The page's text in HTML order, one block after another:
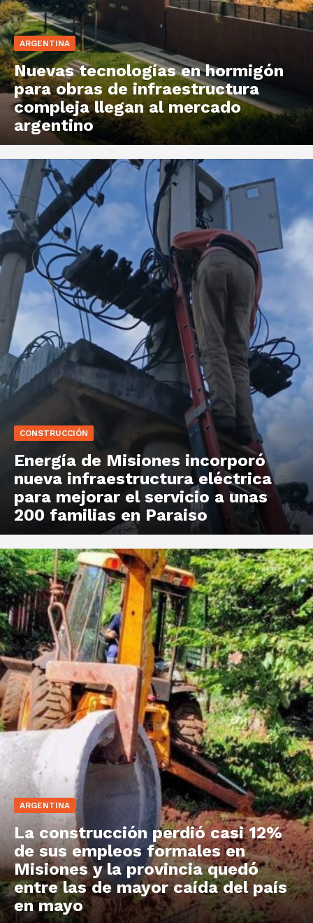
ARGENTINA
Nuevas tecnologías en hormigón
para obras de infraestructura
compleja llegan al mercado
argentino
CONSTRUCCIÓN
Energía de Misiones incorporó
nueva infraestructura eléctrica
para mejorar el servicio a unas
200 familias en Paraiso
ARGENTINA
La construcción perdió casi 12%
de sus empleos formales en
Misiones y la provincia quedó
entre las de mayor caída del país
en mayo